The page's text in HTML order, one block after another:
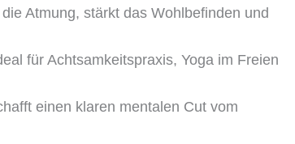
Atmung, stärkt das Wohlbefinden und
für Achtsamkeitspraxis, Yoga im Freien
einen klaren mentalen Cut vom